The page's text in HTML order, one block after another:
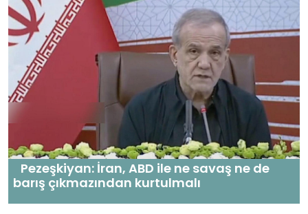
Pezeşkiyan: İran, ABD ile ne savaş ne de
barış çıkmazından kurtulmalı